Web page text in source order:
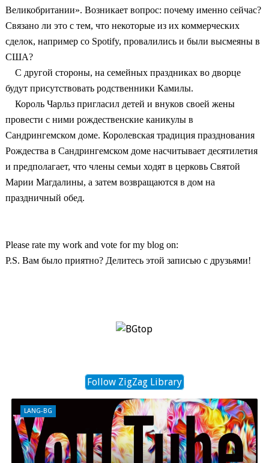
Великобритании». Возникает вопрос: почему именно сейчас?
Связано ли это с тем, что некоторые из их коммерческих
сделок, например со Spotify, провалились и были высмеяны в
США?
С другой стороны, на семейных праздниках во дворце
будут присутствовать родственники Камилы.
Король Чарльз пригласил детей и внуков своей жены
провести с ними рождественские каникулы в
Сандрингемском доме. Королевская традиция празднования
Рождества в Сандрингемском доме насчитывает десятилетия
и предполагает, что члены семьи ходят в церковь Святой
Марии Магдалины, а затем возвращаются в дом на
праздничный обед.
Please rate my work and vote for my blog on:
P.S. Вам было приятно? Делитесь этой записью с друзьями!
Follow ZigZag Library
LANG-BG